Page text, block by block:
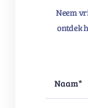
Neem
ontdek